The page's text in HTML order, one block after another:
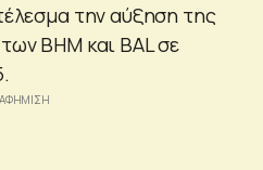
την αύξηση της
BHM και BAL σε